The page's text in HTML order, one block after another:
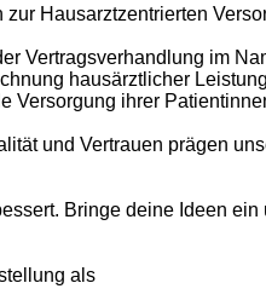
Hausarztzentrierten
Vertragsverhandlung im
hausärztlicher
ihrer
und Vertrauen prägen
Bringe deine Ideen
als